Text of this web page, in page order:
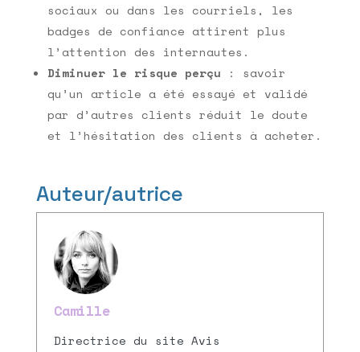
sociaux ou dans les courriels, les
badges de confiance attirent plus
l’attention des internautes.
Diminuer le risque perçu : savoir
qu’un article a été essayé et validé
par d’autres clients réduit le doute
et l’hésitation des clients à acheter.
Auteur/autrice
Camille
Directrice du site Avis